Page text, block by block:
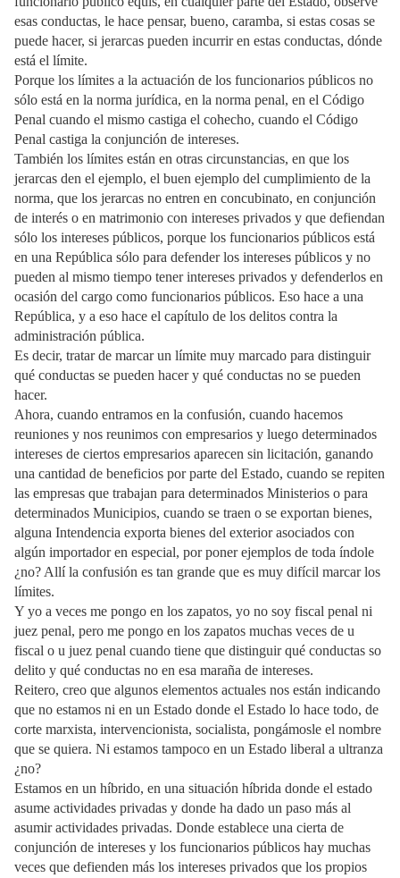
esas conductas, le hace pensar, bueno, caramba, si estas cosas se
puede hacer, si jerarcas pueden incurrir en estas conductas, dónde
está el límite.
Porque los límites a la actuación de los funcionarios públicos no
sólo está en la norma jurídica, en la norma penal, en el Código
Penal cuando el mismo castiga el cohecho, cuando el Código
Penal castiga la conjunción de intereses.
También los límites están en otras circunstancias, en que los
jerarcas den el ejemplo, el buen ejemplo del cumplimiento de la
norma, que los jerarcas no entren en concubinato, en conjunción
de interés o en matrimonio con intereses privados y que defiendan
sólo los intereses públicos, porque los funcionarios públicos está
en una República sólo para defender los intereses públicos y no
pueden al mismo tiempo tener intereses privados y defenderlos en
ocasión del cargo como funcionarios públicos. Eso hace a una
República, y a eso hace el capítulo de los delitos contra la
administración pública.
Es decir, tratar de marcar un límite muy marcado para distinguir
qué conductas se pueden hacer y qué conductas no se pueden
hacer.
Ahora, cuando entramos en la confusión, cuando hacemos
reuniones y nos reunimos con empresarios y luego determinados
intereses de ciertos empresarios aparecen sin licitación, ganando
una cantidad de beneficios por parte del Estado, cuando se repiten
las empresas que trabajan para determinados Ministerios o para
determinados Municipios, cuando se traen o se exportan bienes,
alguna Intendencia exporta bienes del exterior asociados con
algún importador en especial, por poner ejemplos de toda índole
¿no? Allí la confusión es tan grande que es muy difícil marcar los
límites.
Y yo a veces me pongo en los zapatos, yo no soy fiscal penal ni
juez penal, pero me pongo en los zapatos muchas veces de u
fiscal o u juez penal cuando tiene que distinguir qué conductas so
delito y qué conductas no en esa maraña de intereses.
Reitero, creo que algunos elementos actuales nos están indicando
que no estamos ni en un Estado donde el Estado lo hace todo, de
corte marxista, intervencionista, socialista, pongámosle el nombre
que se quiera. Ni estamos tampoco en un Estado liberal a ultranza
¿no?
Estamos en un híbrido, en una situación híbrida donde el estado
asume actividades privadas y donde ha dado un paso más al
asumir actividades privadas. Donde establece una cierta de
conjunción de intereses y los funcionarios públicos hay muchas
veces que defienden más los intereses privados que los propios